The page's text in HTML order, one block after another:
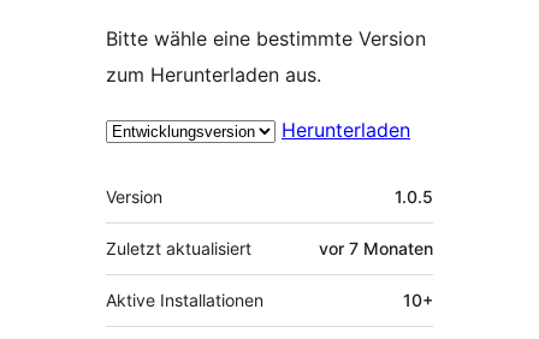
Bitte wähle eine bestimmte Version
zum Herunterladen aus.
Herunterladen
Meta
Version 1.0.5
Zuletzt aktualisiert vor 7 Monaten
Aktive Installationen 10+